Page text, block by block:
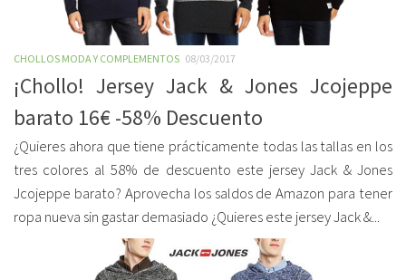
CHOLLOS MODA Y COMPLEMENTOS 08/03/2017
¡Chollo! Jersey Jack & Jones Jcojeppe
barato 16€ -58% Descuento
¿Quieres ahora que tiene prácticamente todas las tallas en los
tres colores al 58% de descuento este jersey Jack & Jones
Jcojeppe barato? Aprovecha los saldos de Amazon para tener
ropa nueva sin gastar demasiado ¿Quieres este jersey Jack &...